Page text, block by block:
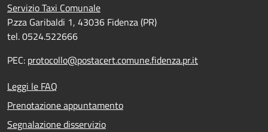
Servizio Taxi Comunale
P.zza Garibaldi 1, 43036 Fidenza (PR)
tel. 0524.522666
PEC: protocollo@postacert.comune.fidenza.pr.it
Leggi le FAQ
Prenotazione appuntamento
Segnalazione disservizio